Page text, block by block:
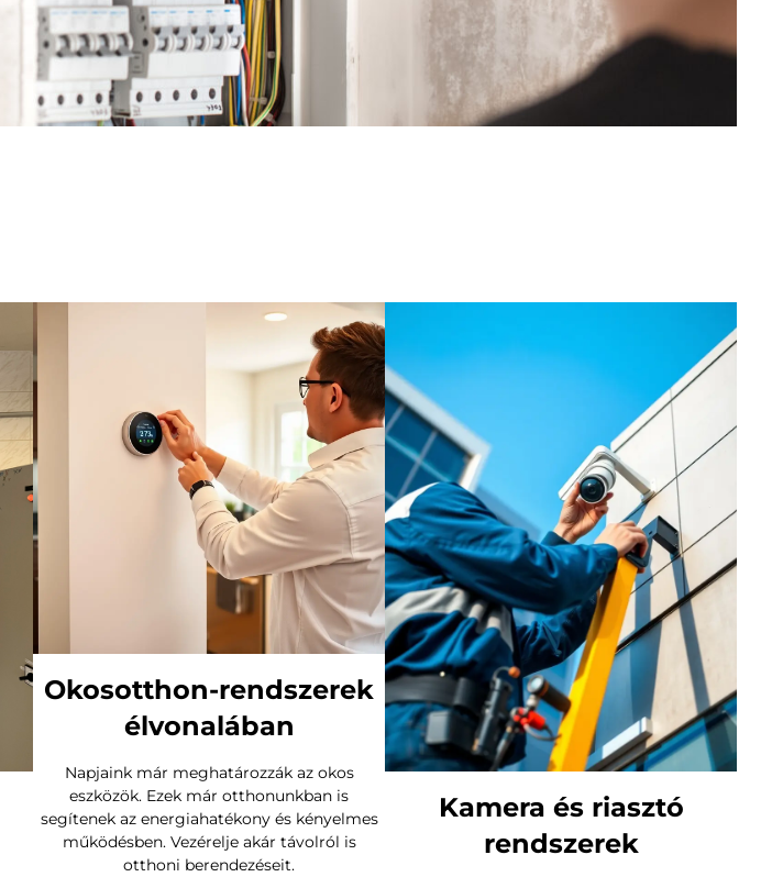
Okosotthon-rendszerek
élvonalában
Napjaink már meghatározzák az okos
eszközök. Ezek már otthonunkban is
segítenek az energiahatékony és kényelmes
működésben. Vezérelje akár távolról is
otthoni berendezéseit.
Kamera és riasztó
rendszerek